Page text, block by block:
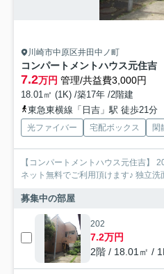
川崎市中原区井田中ノ町
コンパートメントハウス元住吉
7.2万円 管理/共益費3,000円
18.01㎡ (1K) /築17年 /2階建
東急東横線「日吉」駅 徒歩21分
光ファイバー 宅配ボックス 閑
【コンパートメントハウス元住吉】
ネット無料でご利用頂けます♪ 独立洗
募集中の部屋
202
7.2万円
2階 / 18.01㎡ /